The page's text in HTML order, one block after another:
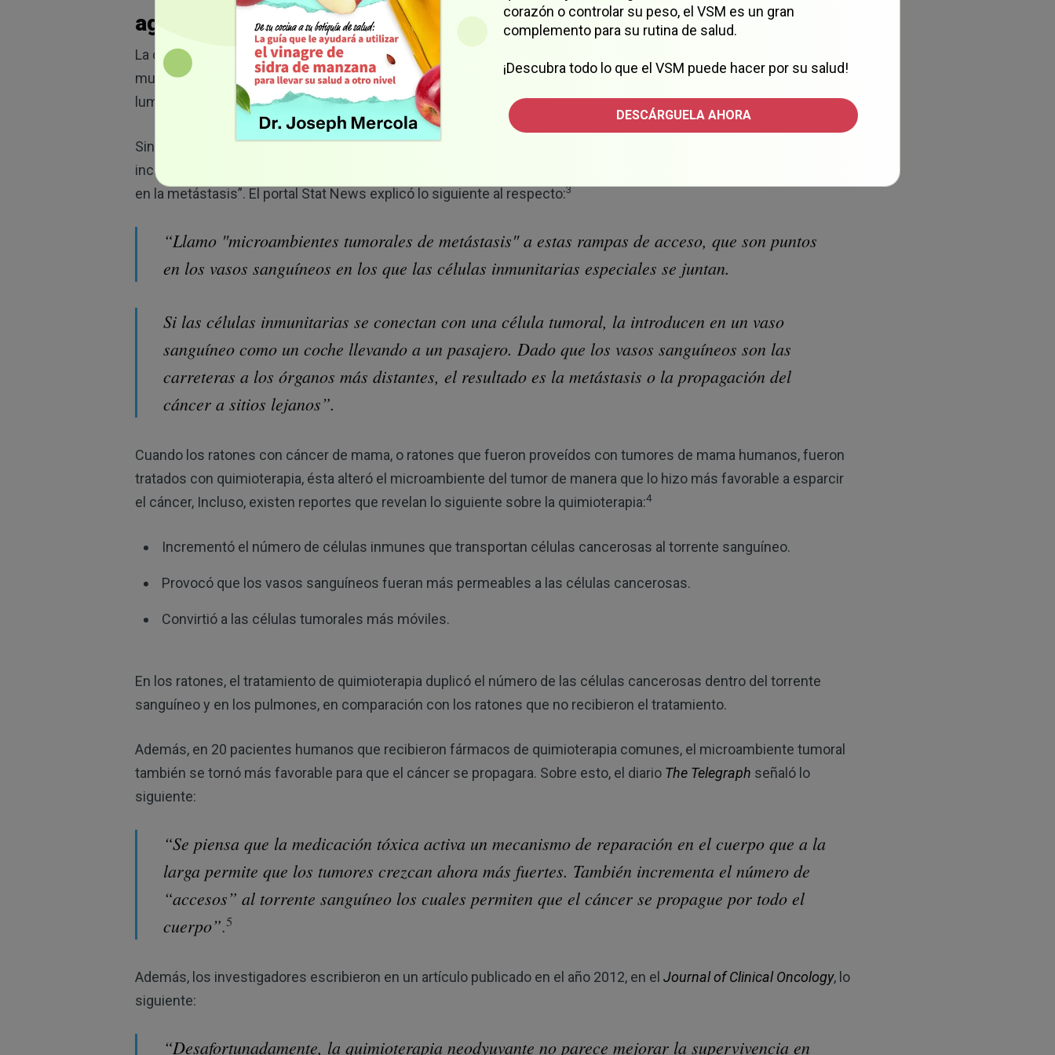
agresivo y propicio a propagarse
La quimioterapia preoperatoria, conocida como quimioterapia neoadyuvante, se recomienda comúnmente a las
mujeres para ayudar a reducir el tamaño de los tumores, lo que incrementa la posibilidad de que la mujer reciba una
lumpectomía en lugar de una mastectomía total.
Sin embargo, tras realizar pruebas en ratones y tejido humano, los investigadores descubrieron que hacerlo podía
incrementar la probabilidad de metástasis al incrementar lo que conocemos como los “microambientes tumorales
en la metástasis”. El portal Stat News explicó lo siguiente al respecto:3
“Llamo "microambientes tumorales de metástasis" a estas rampas de acceso, que son puntos
en los vasos sanguíneos en los que las células inmunitarias especiales se juntan.
Si las células inmunitarias se conectan con una célula tumoral, la introducen en un vaso
sanguíneo como un coche llevando a un pasajero. Dado que los vasos sanguíneos son las
carreteras a los órganos más distantes, el resultado es la metástasis o la propagación del
cáncer a sitios lejanos”.
Cuando los ratones con cáncer de mama, o ratones que fueron proveídos con tumores de mama humanos, fueron
tratados con quimioterapia, ésta alteró el microambiente del tumor de manera que lo hizo más favorable a esparcir
el cáncer, Incluso, existen reportes que revelan lo siguiente sobre la quimioterapia:4
Incrementó el número de células inmunes que transportan células cancerosas al torrente sanguíneo.
Provocó que los vasos sanguíneos fueran más permeables a las células cancerosas.
Convirtió a las células tumorales más móviles.
En los ratones, el tratamiento de quimioterapia duplicó el número de las células cancerosas dentro del torrente
sanguíneo y en los pulmones, en comparación con los ratones que no recibieron el tratamiento.
Además, en 20 pacientes humanos que recibieron fármacos de quimioterapia comunes, el microambiente tumoral
también se tornó más favorable para que el cáncer se propagara. Sobre esto, el diario The Telegraph señaló lo
siguiente:
“Se piensa que la medicación tóxica activa un mecanismo de reparación en el cuerpo que a la
larga permite que los tumores crezcan ahora más fuertes. También incrementa el número de
“accesos” al torrente sanguíneo los cuales permiten que el cáncer se propague por todo el
cuerpo”.5
Además, los investigadores escribieron en un artículo publicado en el año 2012, en el Journal of Clinical Oncology, lo
siguiente:
“Desafortunadamente, la quimioterapia neodyuvante no parece mejorar la supervivencia en
corazón o controlar su peso, el VSM es un gran
complemento para su rutina de salud.
¡Descubra todo lo que el VSM puede hacer por su salud!
DESCÁRGUELA AHORA